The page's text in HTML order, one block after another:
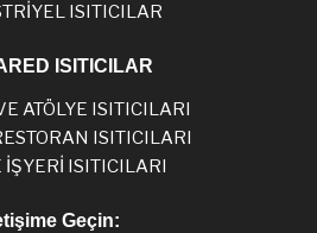
ISITICILAR
ISITICILAR
ATÖLYE ISITICILARI
ISITICILARI
İŞYERİ ISITICILARI
Geçin: